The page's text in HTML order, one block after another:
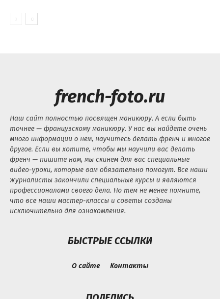
french-foto.ru
Наш сайт полностью посвящен маникюру. А если быть
точнее — французскому маникюру. У нас вы найдете очень
много информации о нем, научитесь делать френч и многое
другое. Если вы хотите, чтобы мы научили вас делать
френч — пишите нам, мы скинем для вас специальные
видео-уроки, которые вам обязательно помогут. Все наши
журналисты закончили специальные курсы и являются
профессионалами своего дела. Но тем не менее помните,
что все наши мастер-классы и советы созданы
исключительно для ознакомления.
БЫСТРЫЕ ССЫЛКИ
О сайте Контакты